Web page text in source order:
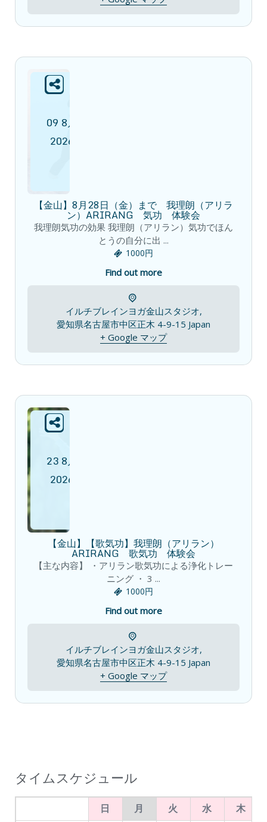
09 8月
2026
【金山】8月28日（金）まで 我理朗（アリラ
ン）ARIRANG 気功 体験会
我理朗気功の効果 我理朗（アリラン）気功でほん
とうの自分に出 ...
1000円
Find out more
イルチブレインヨガ金山スタジオ,
愛知県名古屋市中区正木 4-9-15 Japan
+ Google マップ
23 8月
2026
【金山】【歌気功】我理朗（アリラン）
ARIRANG 歌気功 体験会
【主な内容】 ・アリラン歌気功による浄化トレー
ニング ・ 3 ...
1000円
Find out more
イルチブレインヨガ金山スタジオ,
愛知県名古屋市中区正木 4-9-15 Japan
+ Google マップ
タイムスケジュール
日 月 火 水 木